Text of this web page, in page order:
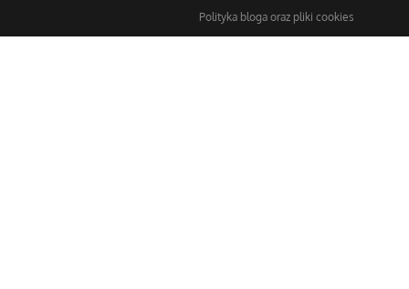
Polityka bloga oraz pliki cookies